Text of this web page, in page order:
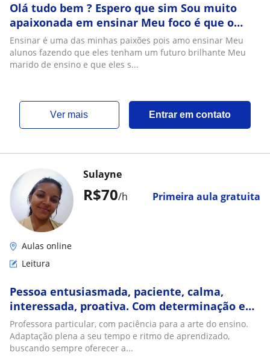
Olá tudo bem ? Espero que sim Sou muito
apaixonada em ensinar Meu foco é que o
meu aluno aprenda e tire todas as suas
dúvidas
Ensinar é uma das minhas paixões pois amo ensinar Meu
alunos fazendo que eles tenham um futuro brilhante Meu
marido de ensino e que eles s...
ver mais Entrar em contato
R$70/h Primeira aula gratuita
Sulayne
Aulas online
Leitura
Pessoa entusiasmada, paciente, calma,
interessada, proativa. Com determinação e
empatia
Professora particular, com paciência para a arte do ensino.
Adaptação plena a seu tempo e ritmo de aprendizado,
buscando sempre oferecer a...